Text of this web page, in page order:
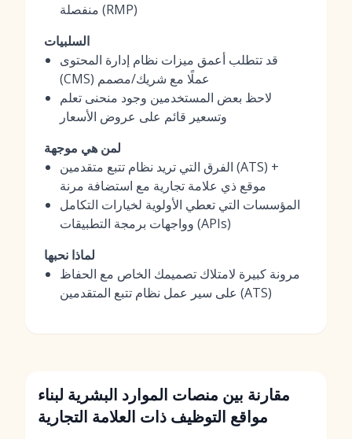
منفصلة (RMP)
السلبيات
قد تتطلب أعمق ميزات نظام إدارة المحتوى
(CMS) عملًا مع شريك/مصمم
لاحظ بعض المستخدمين وجود منحنى تعلم
وتسعير قائم على عروض الأسعار
لمن هي موجهة
الفرق التي تريد نظام تتبع متقدمين (ATS) +
موقع ذي علامة تجارية مع استضافة مرنة
المؤسسات التي تعطي الأولوية لخيارات التكامل
وواجهات برمجة التطبيقات (APIs)
لماذا نحبها
مرونة كبيرة لامتلاك تصميمك الخاص مع الحفاظ
على سير عمل نظام تتبع المتقدمين (ATS)
مقارنة بين منصات الموارد البشرية لبناء
مواقع التوظيف ذات العلامة التجارية